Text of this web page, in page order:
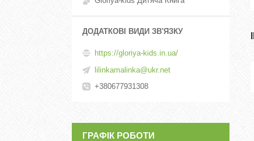
https://gloriya-kids.in.ua/
lilinkamalinka@ukr.net
+380677931308
ГРАФІК РОБОТИ